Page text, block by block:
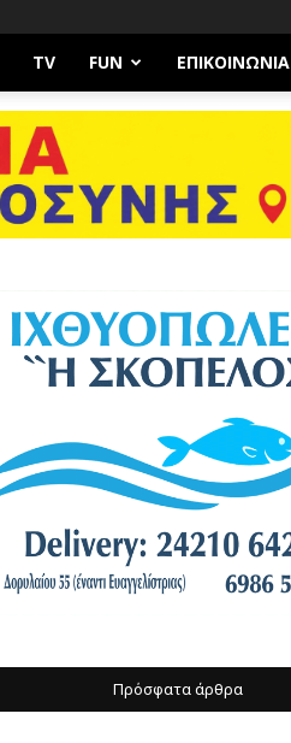
TV FUN ΕΠΙΚΟΙΝΩΝΊΑ
Πρόσφατα άρθρα